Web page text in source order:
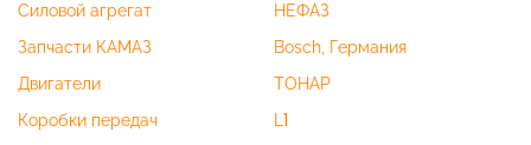
Силовой агрегат
Запчасти КАМАЗ
Двигатели
Коробки передач
НЕФАЗ
Bosch, Германия
ТОНАР
L1